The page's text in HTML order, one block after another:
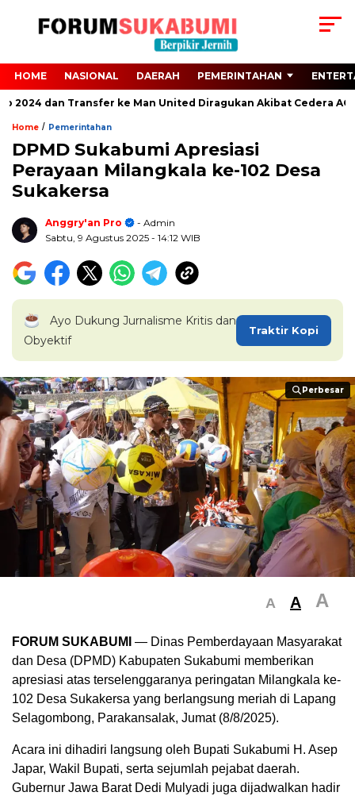
HOME NASIONAL DAERAH PEMERINTAHAN
dan Transfer ke Man United Diragukan Akibat Cedera ACL
Home / Pemerintahan
DPMD Sukabumi Apresiasi
Perayaan Milangkala ke-102 Desa
Sukakersa
Anggry'an Pro
- Admin
Sabtu, 9 Agustus 2025 - 14:12 WIB
Ayo Dukung Jurnalisme Kritis dan
Obyektif
Traktir Kopi
Perbesar
Perbesar
A A A
FORUM SUKABUMI — Dinas Pemberdayaan Masyarakat
dan Desa (DPMD) Kabupaten Sukabumi memberikan
apresiasi atas terselenggaranya peringatan Milangkala ke-
102 Desa Sukakersa yang berlangsung meriah di Lapang
Selagombong, Parakansalak, Jumat (8/8/2025).
Acara ini dihadiri langsung oleh Bupati Sukabumi H. Asep
Japar, Wakil Bupati, serta sejumlah pejabat daerah.
Gubernur Jawa Barat Dedi Mulyadi juga dijadwalkan hadir